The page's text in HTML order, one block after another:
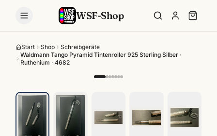
WSF-Shop
Start Shop
Schreibgeräte
Waldmann Tango Pyramid Tintenroller 925 Sterling Silber ·
Ruthenium · 4682